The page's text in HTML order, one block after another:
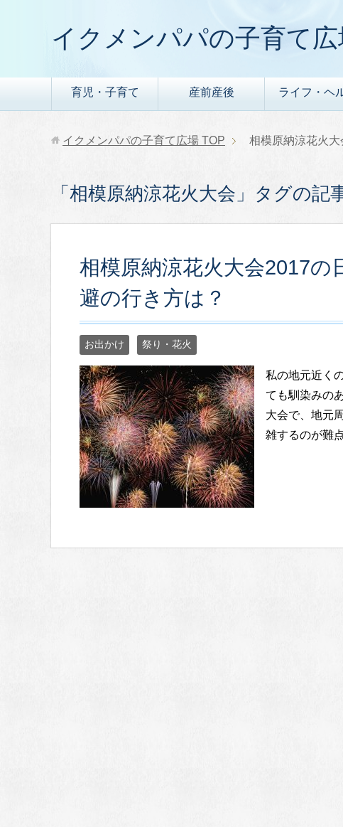
イクメンパパの子育て広
育児・子育て 産前産後 ライフ・ヘ
イクメンパパの子育て広場 TOP 相模原納涼花火大
「相模原納涼花火大会」タグの記
相模原納涼花火大会2017の
避の行き方は？
お出かけ 祭り・花火
私の地元近く
ても馴染みの
大会で、地元
雑するのが難